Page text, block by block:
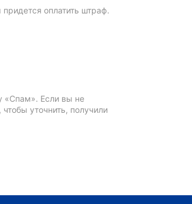
оплатить штраф.
«Спам». Если вы не
уточнить, получили